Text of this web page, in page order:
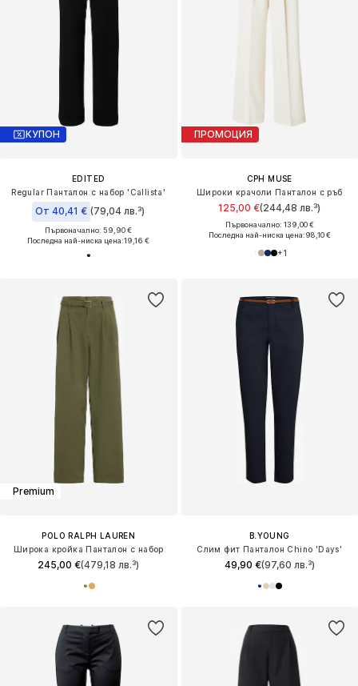
КУПОН
EDITED
Regular Панталон с набор 'Callista'
От 40,41 € (79,04 лв.³)
Първоначално: 59,90 €
Последна най-ниска цена:19,16 €
ПРОМОЦИЯ
CPH MUSE
Широки крачоли Панталон с ръб
125,00 €(244,48 лв.³)
Първоначално: 139,00 €
Последна най-ниска цена:98,10 €
+1
Premium
POLO RALPH LAUREN
Широка кройка Панталон с набор
245,00 €(479,18 лв.³)
B.YOUNG
Слим фит Панталон Chino 'Days'
49,90 €(97,60 лв.³)